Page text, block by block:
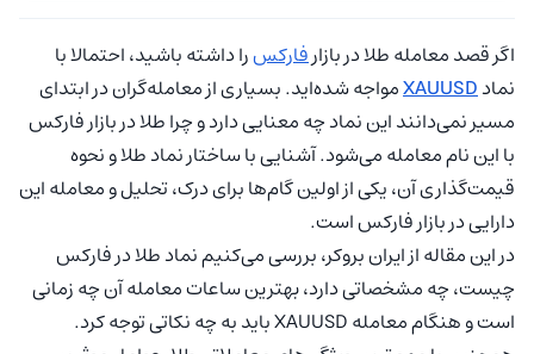
اگر قصد معامله طلا در بازارفارکسرا داشته باشید، احتمالا با
نمادXAUUSDمواجه شده‌اید. بسیاری از معامله‌گران در ابتدای
مسیر نمی‌دانند این نماد چه معنایی دارد و چرا طلا در بازار فارکس
با این نام معامله می‌شود. آشنایی با ساختار نماد طلا و نحوه
قیمت‌گذاری آن، یکی از اولین گام‌ها برای درک، تحلیل و معامله این
دارایی در بازار فارکس است.
در این مقاله از ایران بروکر، بررسی می‌کنیم نماد طلا در فارکس
چیست، چه مشخصاتی دارد، بهترین ساعات معامله آن چه زمانی
است و هنگام معامله XAUUSD باید به چه نکاتی توجه کرد.